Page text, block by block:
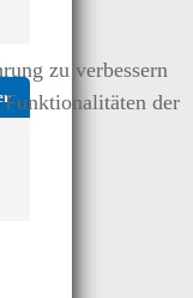
zu verbessern
der